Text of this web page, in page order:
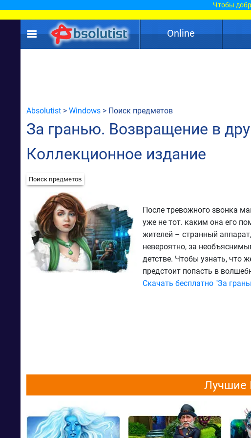
Чтобы
Online
Absolutist > Windows > Поиск предметов
За гранью. Возвращение в
Коллекционное издание
Поиск предметов
После тревожного звонка
уже не тот. каким она его
жителей – странный
невероятно, за
детстве. Чтобы узнать, что
предстоит попасть в
Скачать бесплатно "За
Лучшие